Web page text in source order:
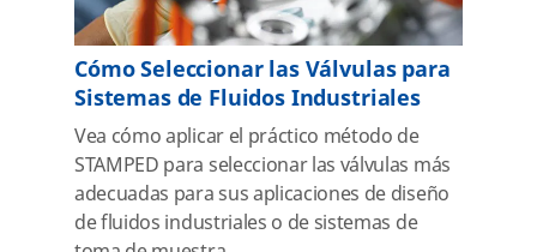
Cómo Seleccionar las Válvulas para
Sistemas de Fluidos Industriales
Vea cómo aplicar el práctico método de
STAMPED para seleccionar las válvulas más
adecuadas para sus aplicaciones de diseño
de fluidos industriales o de sistemas de